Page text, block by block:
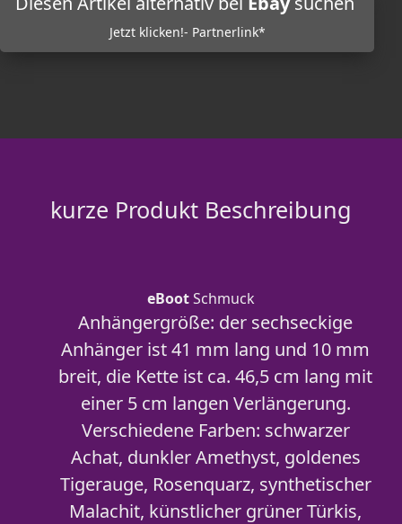
Jetzt klicken!- Partnerlink*
kurze Produkt Beschreibung
eBootSchmuck
Anhängergröße: der sechseckige
Anhänger ist 41 mm lang und 10 mm
breit, die Kette ist ca. 46,5 cm lang mit
einer 5 cm langen Verlängerung.
Verschiedene Farben: schwarzer
Achat, dunkler Amethyst, goldenes
Tigerauge, Rosenquarz, synthetischer
Malachit, künstlicher grüner Türkis,